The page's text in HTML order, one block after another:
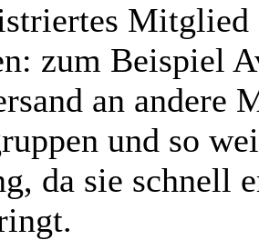
Mitglied
zum Beispiel
an andere
und so
da sie schnell